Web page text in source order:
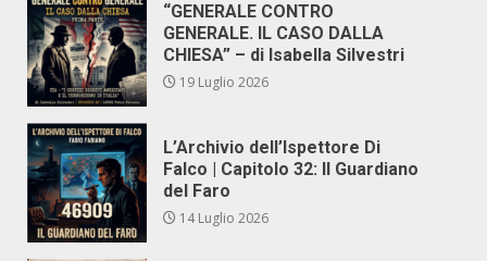
“GENERALE CONTRO
GENERALE. IL CASO DALLA
CHIESA” – di Isabella Silvestri
19 Luglio 2026
L’Archivio dell’Ispettore Di
Falco | Capitolo 32: Il Guardiano
del Faro
14 Luglio 2026